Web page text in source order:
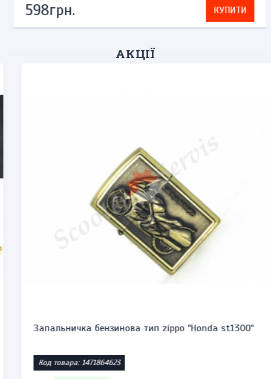
598грн. КУПИТИ
АКЦІЇ
Запальничка бензинова тип zippo "Honda st1300"
Код товара: 1471864623